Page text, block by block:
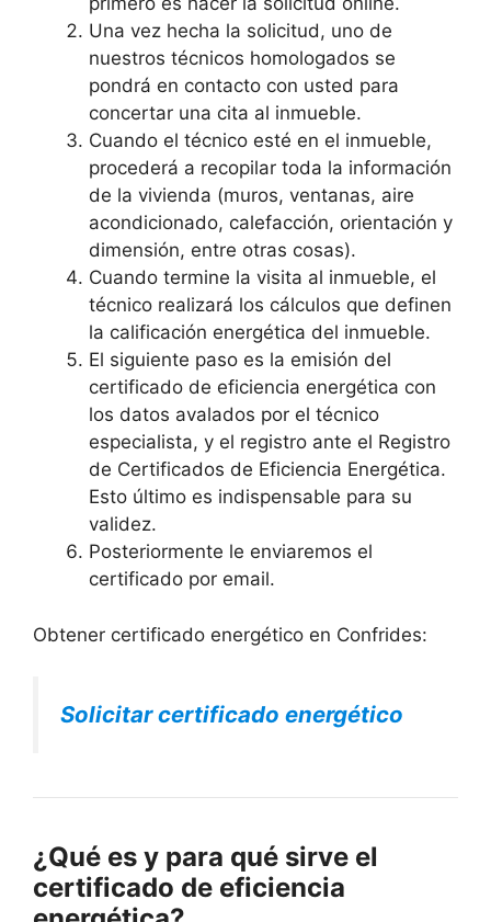
Una vez hecha la solicitud, uno de
nuestros técnicos homologados se
pondrá en contacto con usted para
concertar una cita al inmueble.
Cuando el técnico esté en el inmueble,
procederá a recopilar toda la información
de la vivienda (muros, ventanas, aire
acondicionado, calefacción, orientación y
dimensión, entre otras cosas).
Cuando termine la visita al inmueble, el
técnico realizará los cálculos que definen
la calificación energética del inmueble.
El siguiente paso es la emisión del
certificado de eficiencia energética con
los datos avalados por el técnico
especialista, y el registro ante el Registro
de Certificados de Eficiencia Energética.
Esto último es indispensable para su
validez.
Posteriormente le enviaremos el
certificado por email.
Obtener certificado energético en Confrides:
Solicitar certificado energético
¿Qué es y para qué sirve el
certificado de eficiencia